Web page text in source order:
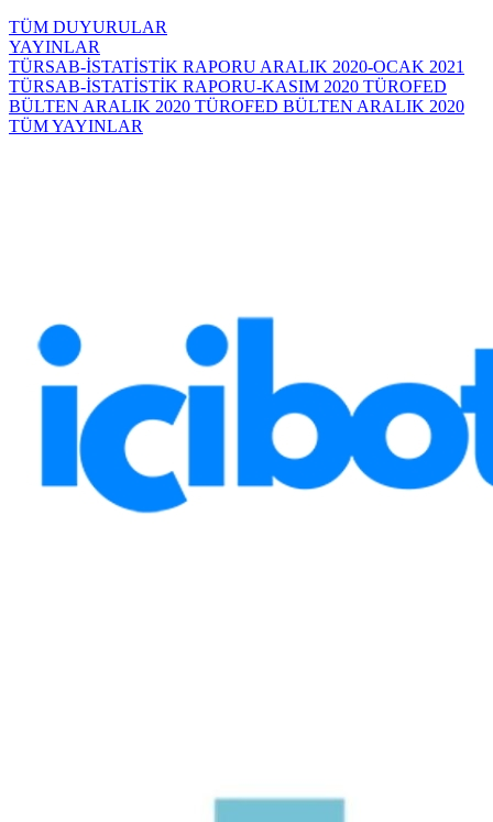
TÜM DUYURULAR
YAYINLAR
TÜRSAB-İSTATİSTİK RAPORU ARALIK 2020-OCAK 2021
TÜRSAB-İSTATİSTİK RAPORU-KASIM 2020 TÜROFED
BÜLTEN ARALIK 2020 TÜROFED BÜLTEN ARALIK 2020
TÜM YAYINLAR